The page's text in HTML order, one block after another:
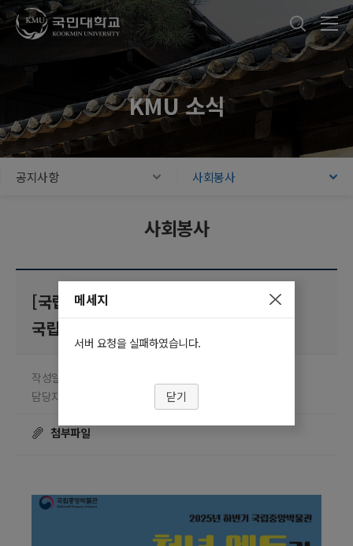
주메뉴 바로가기
본문내용 바로가기
푸터 바로가기
국민대학교
KMU 소식
공지사항 사회봉사
사회봉사
[국립중앙박물관] 2025년 하반기
국립중앙박물관 청년 멘토 모집(~7/28)
작성일 2025.06.13
담당자 임현정
조회수
첨부파일
메세지
서버 요청을 실패하였습니다.
닫기